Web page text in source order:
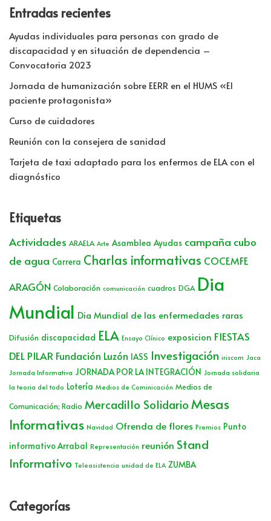
Entradas recientes
Ayudas individuales para personas con grado de
discapacidad y en situación de dependencia –
Convocatoria 2023
Jornada de humanización sobre EERR en el HUMS «El
paciente protagonista»
Curso de cuidadores
Reunión con la consejera de sanidad
Tarjeta de taxi adaptado para los enfermos de ELA con el
diagnóstico
Etiquetas
Actividades ARAELA Arte Asamblea Ayudas campaña cubo
de agua Carrera Charlas informativas COCEMFE
ARAGÓN Colaboración comunicación cuadros DGA Dia
Mundial Dia Mundial de las enfermedades raras
Difusión discapacidad ELA Ensayo Clínico exposicion FIESTAS
DEL PILAR Fundación Luzón IASS Investigación iriscom Jaca
Jornada Informativa JORNADA POR LA INTEGRACIÓN Jornada solidaria
la teoria del todo Lotería Medios de Cominicación Medios de
Comunicación; Radio Mercadillo SolidarioMesas
Informativas Navidad Ofrenda de flores Premios Punto
informativo Arrabal Representación reunión Stand
Informativo Teleasistencia unidad de ELA ZUMBA
Categorías